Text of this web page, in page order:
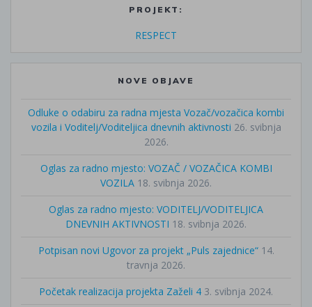
PROJEKT:
RESPECT
NOVE OBJAVE
Odluke o odabiru za radna mjesta Vozač/vozačica kombi
vozila i Voditelj/Voditeljica dnevnih aktivnosti 26. svibnja
2026.
Oglas za radno mjesto: VOZAČ / VOZAČICA KOMBI
VOZILA 18. svibnja 2026.
Oglas za radno mjesto: VODITELJ/VODITELJICA
DNEVNIH AKTIVNOSTI 18. svibnja 2026.
Potpisan novi Ugovor za projekt „Puls zajednice“ 14.
travnja 2026.
Početak realizacija projekta Zaželi 4 3. svibnja 2024.